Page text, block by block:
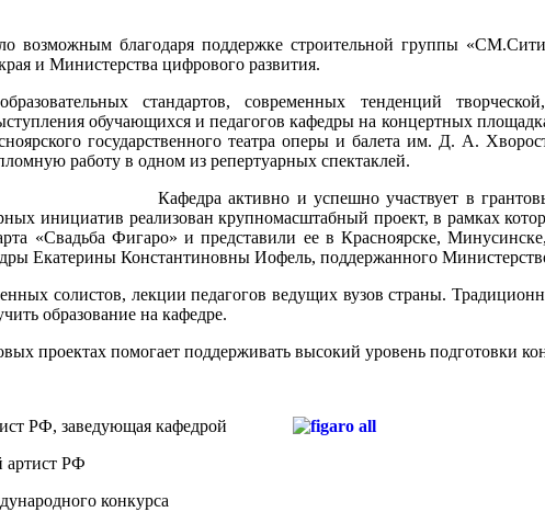
возможным благодаря поддержке строительной группы
и Министерства цифрового развития.
стандартов, современных тенденций
обучающихся и педагогов кафедры на концертных
государственного театра оперы и балета им. Д. А.
работу в одном из репертуарных спектаклей.
Кафедра активно и успешно участвует в
инициатив реализован крупномасштабный проект, в рамках
«Свадьба Фигаро» и представили ее в Красноярске,
Екатерины Константиновны Иофель, поддержанного
солистов, лекции педагогов ведущих вузов страны.
образование на кафедре.
проектах помогает поддерживать высокий уровень подготовки
РФ, заведующая кафедрой
артист РФ
конкурса